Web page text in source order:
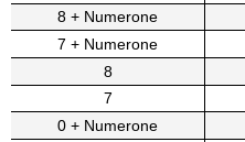
8 + Numerone
7 + Numerone
8
7
0 + Numerone